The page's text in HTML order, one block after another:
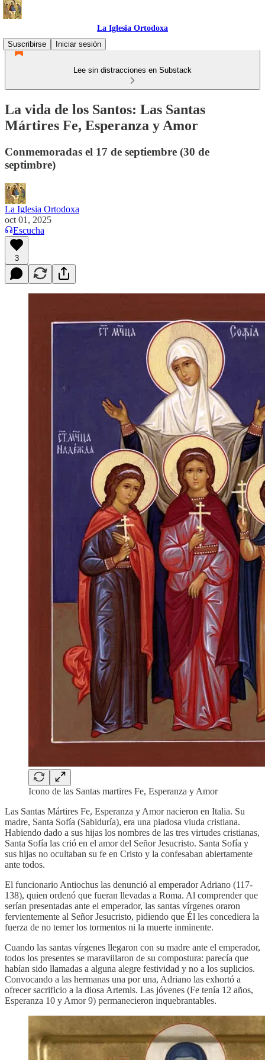
La Iglesia Ortodoxa
Suscribirse
Iniciar sesión
Lee sin distracciones en Substack
La vida de los Santos: Las Santas
Mártires Fe, Esperanza y Amor
Conmemoradas el 17 de septiembre (30 de
septimbre)
La Iglesia Ortodoxa
oct 01, 2025
Escucha
3
Icono de las Santas martires Fe, Esperanza y Amor
Las Santas Mártires Fe, Esperanza y Amor nacieron en Italia. Su
madre, Santa Sofía (Sabiduría), era una piadosa viuda cristiana.
Habiendo dado a sus hijas los nombres de las tres virtudes cristianas,
Santa Sofía las crió en el amor del Señor Jesucristo. Santa Sofía y
sus hijas no ocultaban su fe en Cristo y la confesaban abiertamente
ante todos.
El funcionario Antiochus las denunció al emperador Adriano (117-
138), quien ordenó que fueran llevadas a Roma. Al comprender que
serían presentadas ante el emperador, las santas vírgenes oraron
fervientemente al Señor Jesucristo, pidiendo que Él les concediera la
fuerza de no temer los tormentos ni la muerte inminente.
Cuando las santas vírgenes llegaron con su madre ante el emperador,
todos los presentes se maravillaron de su compostura: parecía que
habían sido llamadas a alguna alegre festividad y no a los suplicios.
Convocando a las hermanas una por una, Adriano las exhortó a
ofrecer sacrificio a la diosa Artemis. Las jóvenes (Fe tenía 12 años,
Esperanza 10 y Amor 9) permanecieron inquebrantables.